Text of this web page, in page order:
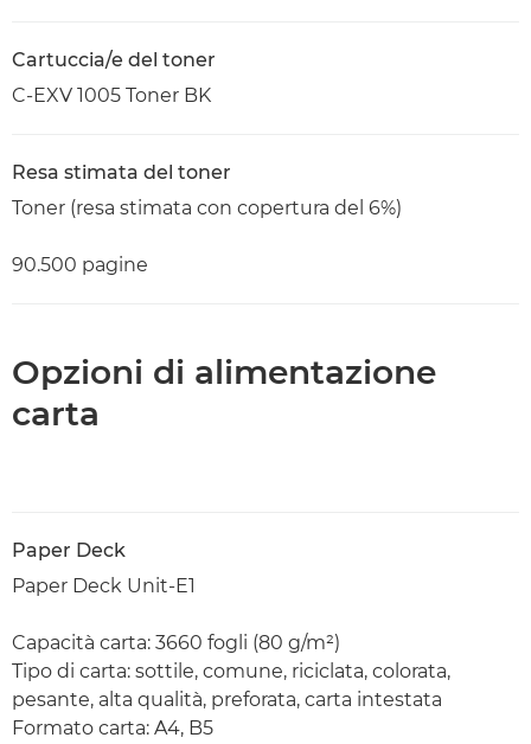
Cartuccia/e del toner
C-EXV 1005 Toner BK
Resa stimata del toner
Toner (resa stimata con copertura del 6%)
90.500 pagine
Opzioni di alimentazione
carta
Paper Deck
Paper Deck Unit-E1
Capacità carta: 3660 fogli (80 g/m²)
Tipo di carta: sottile, comune, riciclata, colorata,
pesante, alta qualità, preforata, carta intestata
Formato carta: A4, B5